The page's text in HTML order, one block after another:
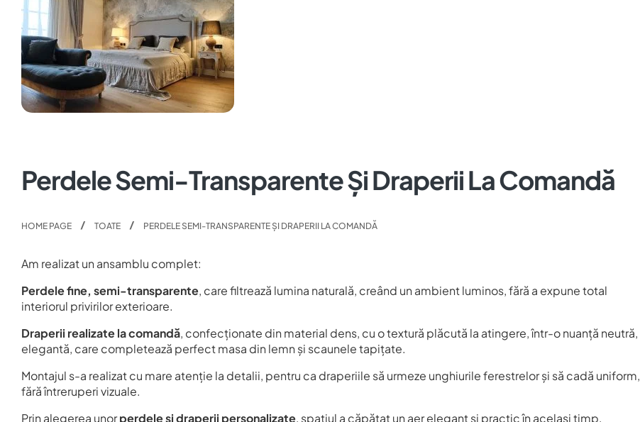
Perdele Semi-Transparente Și Draperii La Comandă
HOME PAGE TOATE PERDELE SEMI-TRANSPARENTE ȘI DRAPERII LA COMANDĂ
Am realizat un ansamblu complet:
Perdele fine, semi-transparente, care filtrează lumina naturală, creând un ambient luminos, fără a expune total
interiorul privirilor exterioare.
Draperii realizate la comandă, confecționate din material dens, cu o textură plăcută la atingere, într-o nuanță neutră,
elegantă, care completează perfect masa din lemn și scaunele tapițate.
Montajul s-a realizat cu mare atenție la detalii, pentru ca draperiile să urmeze unghiurile ferestrelor și să cadă uniform,
fără întreruperi vizuale.
Prin alegerea unorperdele și draperii personalizate, spațiul a căpătat un aer elegant și practic în același timp,